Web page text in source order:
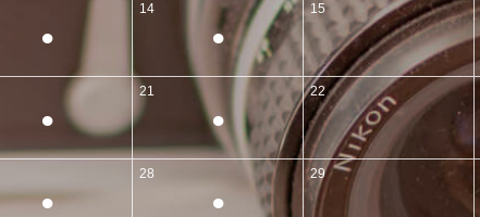
●
14
●
15
●
21
●
22
●
28
●
29